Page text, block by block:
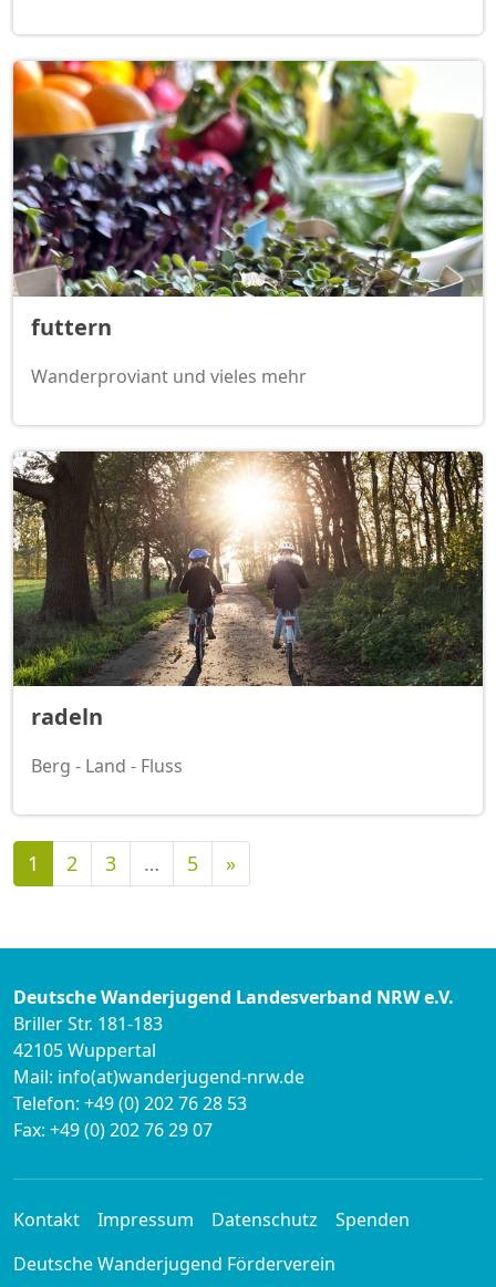
futtern
Wanderproviant und vieles mehr
radeln
Berg - Land - Fluss
1 2 3 … 5 »Nächste
Deutsche Wanderjugend Landesverband NRW e.V.
Briller Str. 181-183
42105 Wuppertal
Mail: info(at)wanderjugend-nrw.de
Telefon: +49 (0) 202 76 28 53
Fax: +49 (0) 202 76 29 07
Kontakt Impressum Datenschutz
Spenden
Deutsche Wanderjugend Förderverein